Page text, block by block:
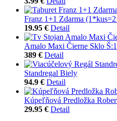
Franz 1+1 Zdarma
19.95 € Detail
Amalo Maxi Čierne Sklo
389 € Detail
Standregal Biely
94.9 € Detail
Kúpeľňová Predložka
29.95 € Detail